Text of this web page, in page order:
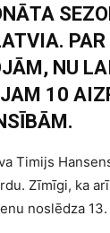
NU
10
Timijs
Zīmīgi, ka
noslēdza